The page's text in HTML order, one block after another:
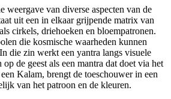
weergave van diverse aspecten van de
uit een in elkaar grijpende matrix van
cirkels, driehoeken en bloempatronen.
die kosmische waarheden kunnen
die zin werkt een yantra langs visuele
de geest als een mantra dat doet via het
Kalam, brengt de toeschouwer in een
van het patroon en de kleuren.